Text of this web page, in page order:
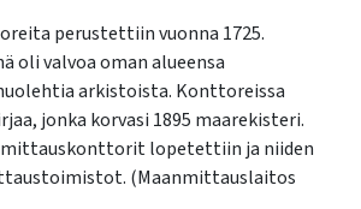
perustettiin vuonna 1725.
oli valvoa oman alueensa
arkistoista. Konttoreissa
jonka korvasi 1895 maarekisteri.
lopetettiin ja niiden
(Maanmittauslaitos